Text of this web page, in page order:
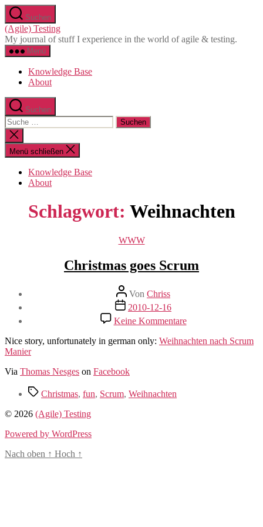
Direkt
zum
Inhalt
wechseln
Suchen
(Agile) Testing
My journal of stuff I experience in the world of agile & testing.
Menü
Knowledge Base
About
Suchen
Suche
nach:
Suche
schließen
Menü schließen
Knowledge Base
About
Schlagwort: Weihnachten
Kategorien
WWW
Christmas goes Scrum
Beitragsautor
Von Chriss
Beitragsdatum
2010-12-16
Keine Kommentarezu
Christmas
goes
Nice story, unfortunately in german only: Weihnachten nach Scrum
Manier
Via Thomas Nesges on Facebook
Schlagwörter
Christmas, fun, Scrum, Weihnachten
© 2026 (Agile) Testing
Powered by WordPress
Nach oben ↑ Hoch ↑